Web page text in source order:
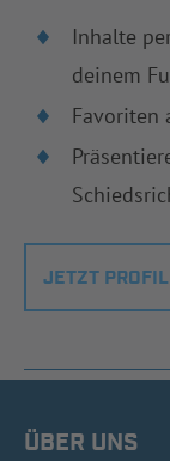
Inhalte
deinem
Favoriten
JETZT
ÜBER UNS